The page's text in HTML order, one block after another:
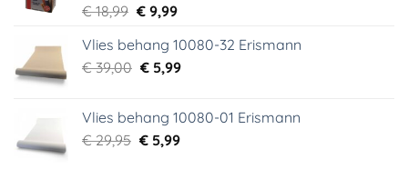
€18,99 Oorspronkelijke
was:
€ 18,99.
€9,99Huidige
is:
€ 9,99.
Vlies behang 10080-32 Erismann
€39,00 Oorspronkelijke
€ 39,00.
€5,99Huidige
€ 5,99.
Vlies behang 10080-01 Erismann
€29,95 Oorspronkelijke
€5,99Huidige